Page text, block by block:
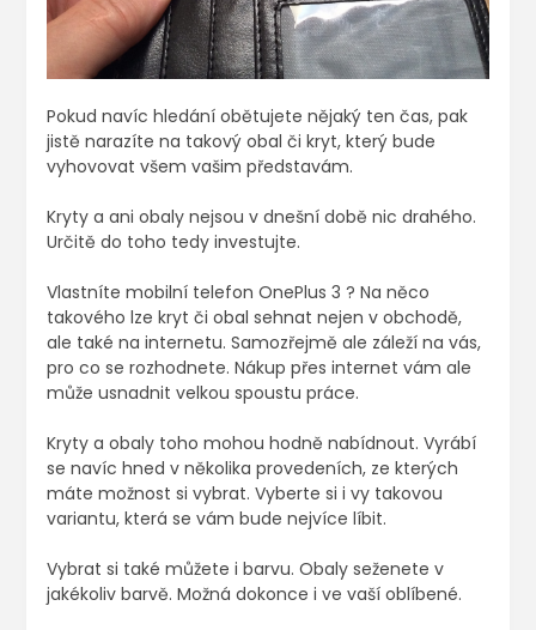
Pokud navíc hledání obětujete nějaký ten čas, pak
jistě narazíte na takový obal či kryt, který bude
vyhovovat všem vašim představám.
Kryty a ani obaly nejsou v dnešní době nic drahého.
Určitě do toho tedy investujte.
Vlastníte mobilní telefon OnePlus 3 ? Na něco
takového lze kryt či obal sehnat nejen v obchodě,
ale také na internetu. Samozřejmě ale záleží na vás,
pro co se rozhodnete. Nákup přes internet vám ale
může usnadnit velkou spoustu práce.
Kryty a obaly toho mohou hodně nabídnout. Vyrábí
se navíc hned v několika provedeních, ze kterých
máte možnost si vybrat. Vyberte si i vy takovou
variantu, která se vám bude nejvíce líbit.
Vybrat si také můžete i barvu. Obaly seženete v
jakékoliv barvě. Možná dokonce i ve vaší oblíbené.